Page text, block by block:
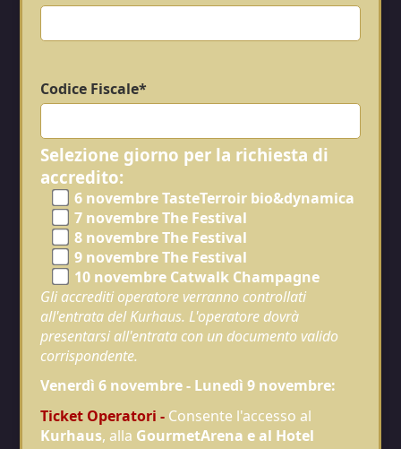
Codice Fiscale*
Selezione giorno per la richiesta di
accredito:
6 novembre TasteTerroir bio&dynamica
7 novembre The Festival
8 novembre The Festival
9 novembre The Festival
10 novembre Catwalk Champagne
Gli accrediti operatore verranno controllati
all'entrata del Kurhaus. L'operatore dovrà
presentarsi all'entrata con un documento valido
corrispondente.
Venerdì 6 novembre - Lunedì 9 novembre:
Ticket Operatori - Consente l'accesso al
Kurhaus, alla GourmetArena e al Hotel